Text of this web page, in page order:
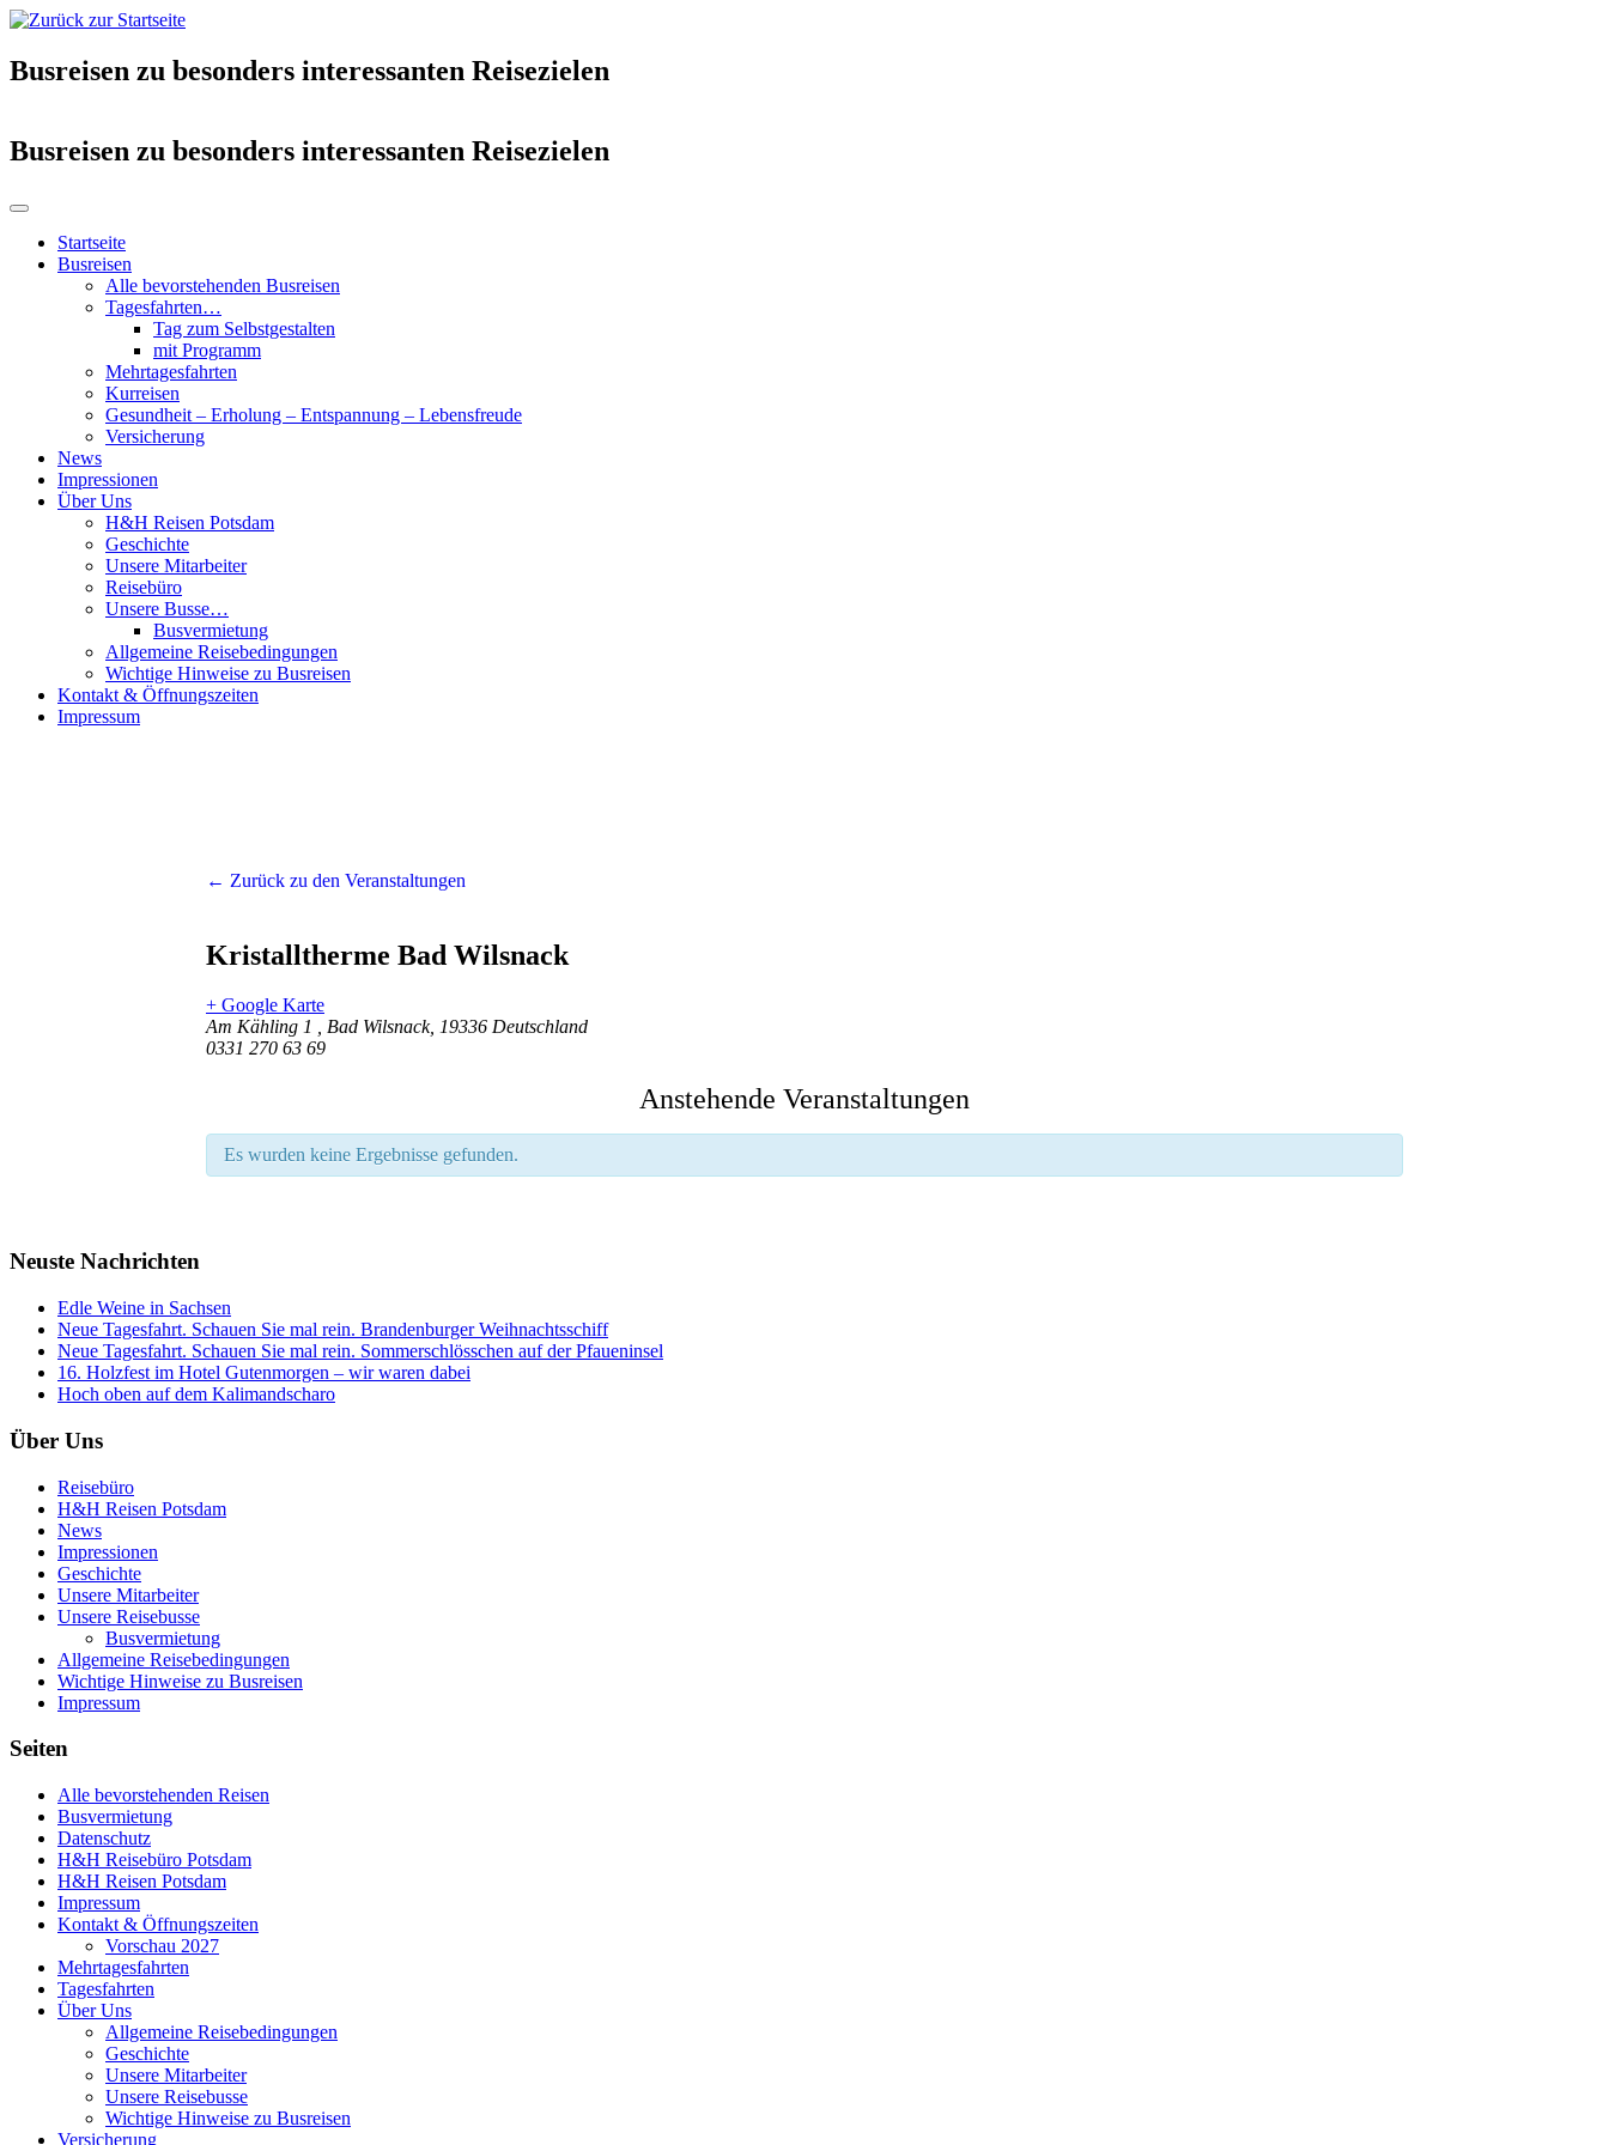
Busreisen zu besonders interessanten Reisezielen
Busreisen zu besonders interessanten Reisezielen
Startseite
Busreisen
Alle bevorstehenden Busreisen
Tagesfahrten…
Tag zum Selbstgestalten
mit Programm
Mehrtagesfahrten
Kurreisen
Gesundheit – Erholung – Entspannung – Lebensfreude
Versicherung
News
Impressionen
Über Uns
H&H Reisen Potsdam
Geschichte
Unsere Mitarbeiter
Reisebüro
Unsere Busse…
Busvermietung
Allgemeine Reisebedingungen
Wichtige Hinweise zu Busreisen
Kontakt & Öffnungszeiten
Impressum
← Zurück zu den Veranstaltungen
Kristalltherme Bad Wilsnack
+ Google Karte
Am Kähling 1 , Bad Wilsnack, 19336 Deutschland
0331 270 63 69
Anstehende Veranstaltungen
Es wurden keine Ergebnisse gefunden.
Neuste Nachrichten
Edle Weine in Sachsen
Neue Tagesfahrt. Schauen Sie mal rein. Brandenburger Weihnachtsschiff
Neue Tagesfahrt. Schauen Sie mal rein. Sommerschlösschen auf der Pfaueninsel
16. Holzfest im Hotel Gutenmorgen – wir waren dabei
Hoch oben auf dem Kalimandscharo
Über Uns
Reisebüro
H&H Reisen Potsdam
News
Impressionen
Geschichte
Unsere Mitarbeiter
Unsere Reisebusse
Busvermietung
Allgemeine Reisebedingungen
Wichtige Hinweise zu Busreisen
Impressum
Seiten
Alle bevorstehenden Reisen
Busvermietung
Datenschutz
H&H Reisebüro Potsdam
H&H Reisen Potsdam
Impressum
Kontakt & Öffnungszeiten
Vorschau 2027
Mehrtagesfahrten
Tagesfahrten
Über Uns
Allgemeine Reisebedingungen
Geschichte
Unsere Mitarbeiter
Unsere Reisebusse
Wichtige Hinweise zu Busreisen
Versicherung